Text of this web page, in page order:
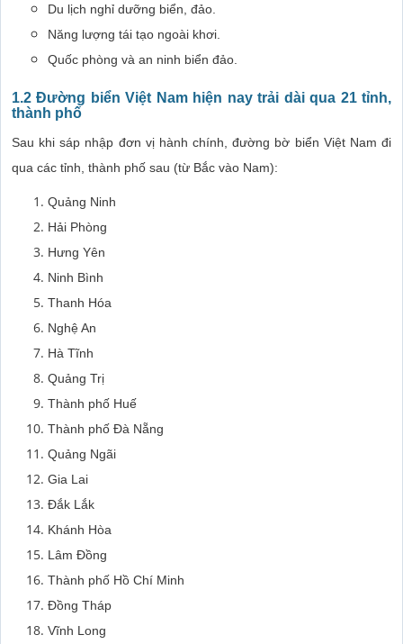
Du lịch nghỉ dưỡng biển, đảo.
Năng lượng tái tạo ngoài khơi.
Quốc phòng và an ninh biển đảo.
1.2 Đường biển Việt Nam hiện nay trải dài qua 21 tỉnh,
thành phố
Sau khi sáp nhập đơn vị hành chính, đường bờ biển Việt Nam đi
qua các tỉnh, thành phố sau (từ Bắc vào Nam):
Quảng Ninh
Hải Phòng
Hưng Yên
Ninh Bình
Thanh Hóa
Nghệ An
Hà Tĩnh
Quảng Trị
Thành phố Huế
Thành phố Đà Nẵng
Quảng Ngãi
Gia Lai
Đắk Lắk
Khánh Hòa
Lâm Đồng
Thành phố Hồ Chí Minh
Đồng Tháp
Vĩnh Long